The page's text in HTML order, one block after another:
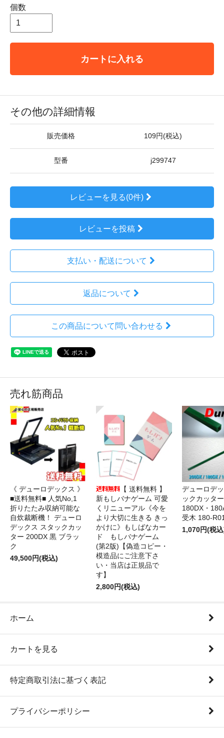
個数
カートに入れる
その他の詳細情報
販売価格 109円(税込)
型番 j299747
レビューを見る(0件)
レビューを投稿
支払い・配送について
返品について
この商品について問い合わせる
売れ筋商品
《 デューロデックス 》
■送料無料■ 人気No,1
折りたたみ収納可能な
自炊裁断機！ デューロ
デックス スタックカッ
ター 200DX 黒 ブラッ
ク
49,500円(税込)
【 送料無料 】
新もしバナゲーム 可愛
くリニューアル《今を
より大切に生きる きっ
かけに》もしばなカー
ド もしバナゲーム
(第2版)【偽造コピー・
模造品にご注意下さ
い・当店は正規品で
す】
2,800円(税込)
デューロデ
ックカッタ
180DX・
受木 180-
1,070円(税
ホーム
カートを見る
特定商取引法に基づく表記
プライバシーポリシー